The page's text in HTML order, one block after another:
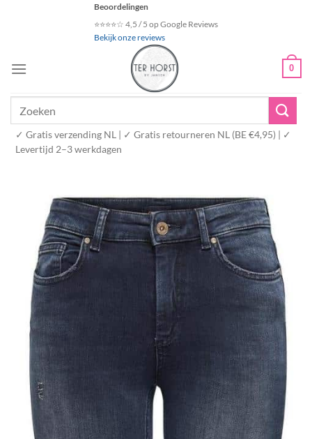
Beoordelingen
⭐⭐⭐⭐☆ 4,5 / 5 op Google Reviews
Bekijk onze reviews
0
✓ Gratis verzending NL | ✓ Gratis retourneren NL (BE €4,95) | ✓
Levertijd 2–3 werkdagen